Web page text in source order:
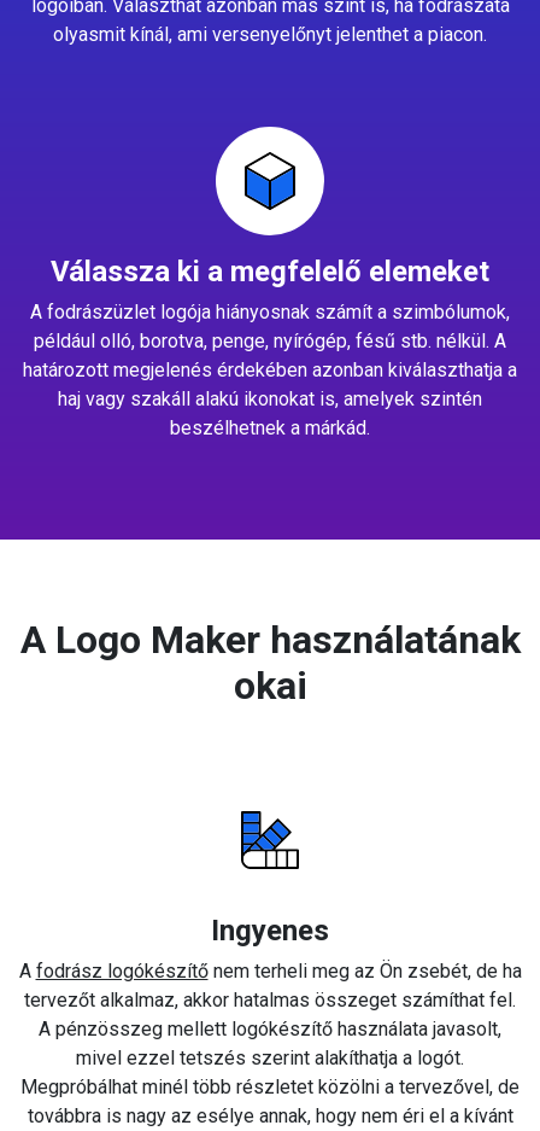
logóiban. Választhat azonban más színt is, ha fodrászata
olyasmit kínál, ami versenyelőnyt jelenthet a piacon.
Válassza ki a megfelelő elemeket
A fodrászüzlet logója hiányosnak számít a szimbólumok,
például olló, borotva, penge, nyírógép, fésű stb. nélkül. A
határozott megjelenés érdekében azonban kiválaszthatja a
haj vagy szakáll alakú ikonokat is, amelyek szintén
beszélhetnek a márkád.
A Logo Maker használatának
okai
Ingyenes
A fodrász logókészítőnem terheli meg az Ön zsebét, de ha
tervezőt alkalmaz, akkor hatalmas összeget számíthat fel.
A pénzösszeg mellett logókészítő használata javasolt,
mivel ezzel tetszés szerint alakíthatja a logót.
Megpróbálhat minél több részletet közölni a tervezővel, de
továbbra is nagy az esélye annak, hogy nem éri el a kívánt